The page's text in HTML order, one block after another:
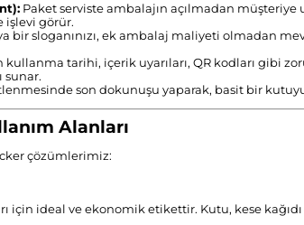
Paket serviste ambalajın açılmadan müşteriye
işlevi görür.
bir sloganınızı, ek ambalaj maliyeti olmadan
kullanma tarihi, içerik uyarıları, QR kodları gibi
sunar.
son dokunuşu yaparak, basit bir
Alanları
çözümlerimiz:
için ideal ve ekonomik etikettir. Kutu, kese